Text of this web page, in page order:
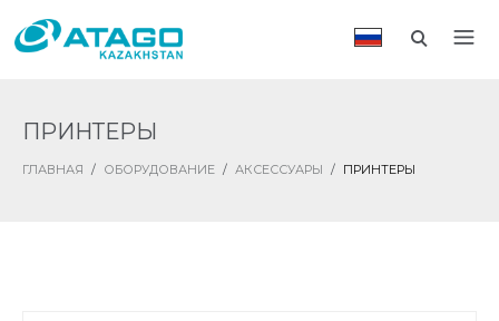
ПРИНТЕРЫ
ГЛАВНАЯ / ОБОРУДОВАНИЕ / АКСЕССУАРЫ / ПРИНТЕРЫ